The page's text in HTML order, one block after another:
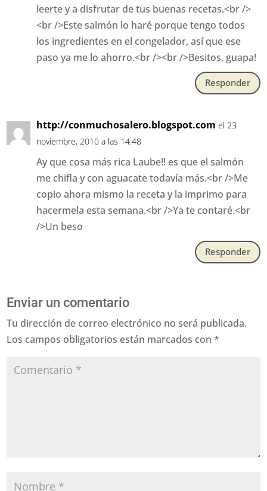
leerte y a disfrutar de tus buenas recetas.<br />
<br />Este salmón lo haré porque tengo todos
los ingredientes en el congelador, así que ese
paso ya me lo ahorro.<br /><br />Besitos, guapa!
Responder
http://conmuchosalero.blogspot.com el 23
noviembre, 2010 a las 14:48
Ay que cosa más rica Laube!! es que el salmón
me chifla y con aguacate todavía más.<br />Me
copio ahora mismo la receta y la imprimo para
hacermela esta semana.<br />Ya te contaré.<br
/>Un beso
Responder
Enviar un comentario
Tu dirección de correo electrónico no será publicada.
Los campos obligatorios están marcados con*